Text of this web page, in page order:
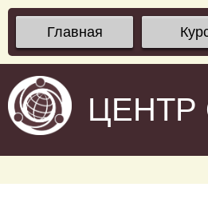
Главная
ЦЕНТР